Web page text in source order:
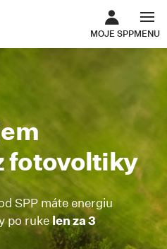
MOJE SPP
ODKAZ SA
MENU
fotovoltiky
SPP máte energiu
po rukelen za 3